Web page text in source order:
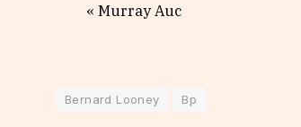
« Murray Auc
Bernard Looney Bp